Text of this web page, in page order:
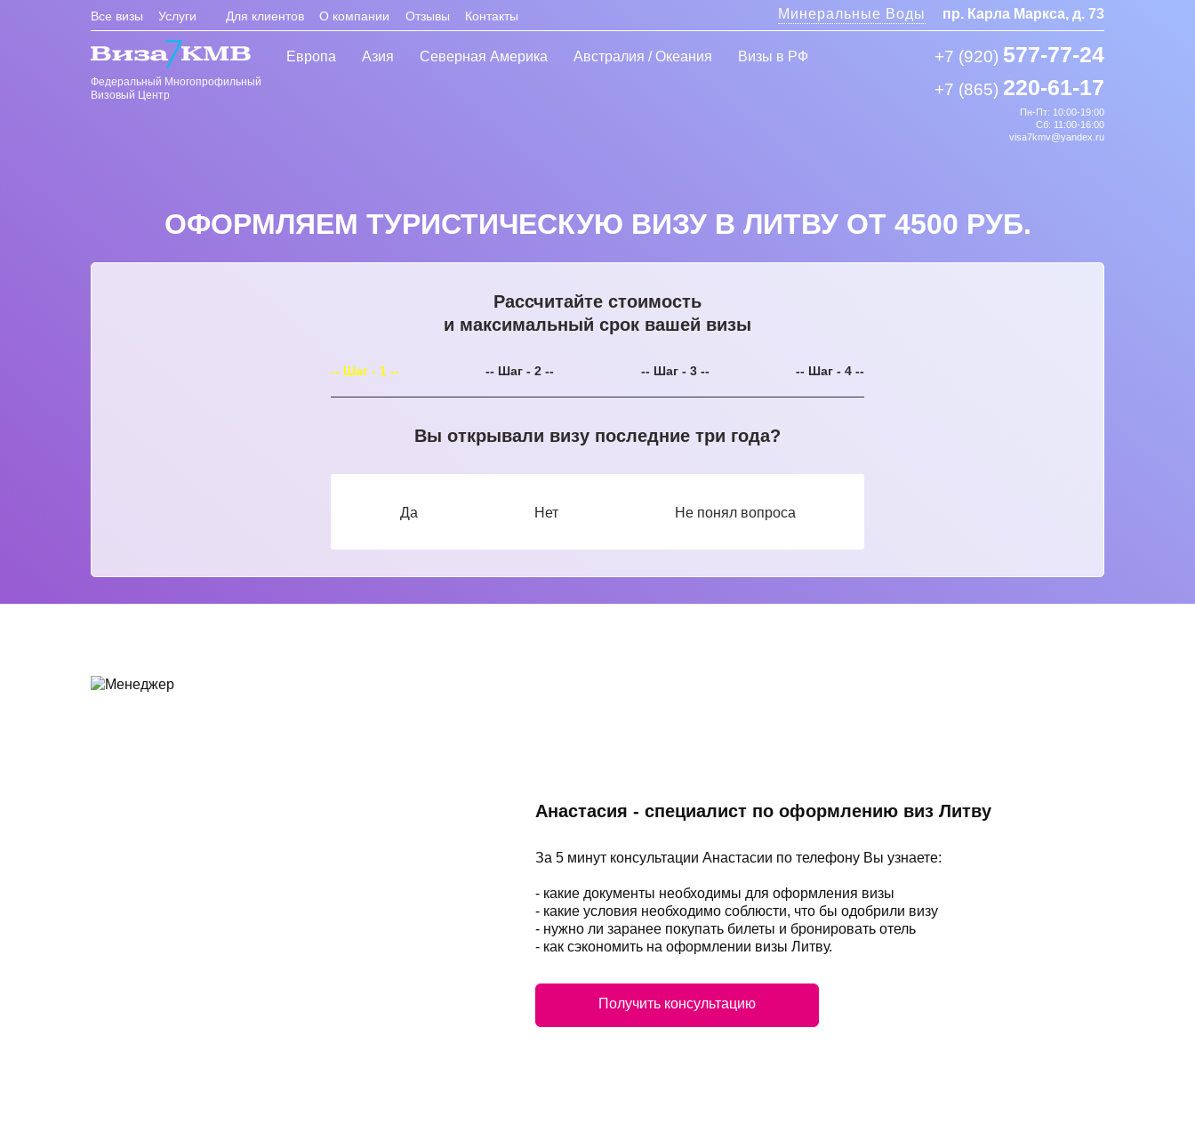
Все визы Услуги Для клиентов О компании Отзывы Контакты Минеральные Воды пр. Карла Маркса, д. 73
Федеральный Многопрофильный
Визовый Центр
Европа Азия Северная Америка Австралия / Океания Визы в РФ +7 (920) 577-77-24
+7 (865) 220-61-17
Пн-Пт: 10:00-19:00
Сб: 11:00-16:00
visa7kmv@yandex.ru
ОФОРМЛЯЕМ ТУРИСТИЧЕСКУЮ ВИЗУ В ЛИТВУ ОТ 4500 РУБ.
Рассчитайте стоимость
и максимальный срок вашей визы
-- Шаг - 1 -- -- Шаг - 2 -- -- Шаг - 3 -- -- Шаг - 4 --
Вы открывали визу последние три года?
Да Нет Не понял вопроса
Анастасия - специалист по оформлению виз Литву
За 5 минут консультации Анастасии по телефону Вы узнаете:
- какие документы необходимы для оформления визы
- какие условия необходимо соблюсти, что бы одобрили визу
- нужно ли заранее покупать билеты и бронировать отель
- как сэкономить на оформлении визы Литву.
Получить консультацию